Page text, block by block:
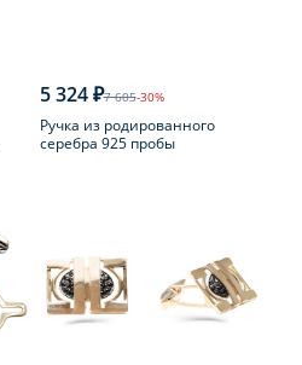
5 324 ₽7 605-30%
Ручка из родированного
серебра 925 пробы